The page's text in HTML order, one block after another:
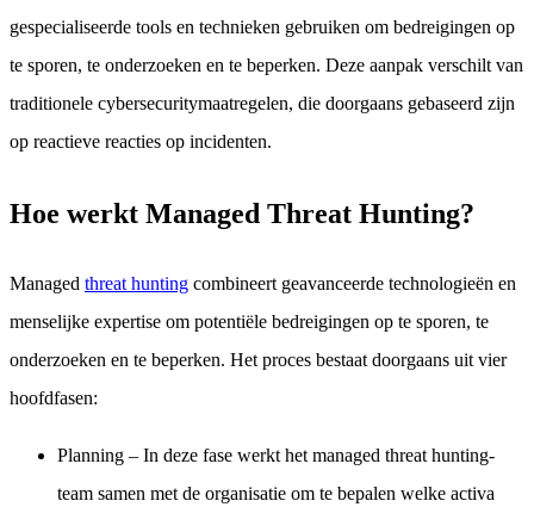
gespecialiseerde tools en technieken gebruiken om bedreigingen op
te sporen, te onderzoeken en te beperken. Deze aanpak verschilt van
traditionele cybersecuritymaatregelen, die doorgaans gebaseerd zijn
op reactieve reacties op incidenten.
Hoe werkt Managed Threat Hunting?
Managed threat hunting combineert geavanceerde technologieën en
menselijke expertise om potentiële bedreigingen op te sporen, te
onderzoeken en te beperken. Het proces bestaat doorgaans uit vier
hoofdfasen:
Planning – In deze fase werkt het managed threat hunting-
team samen met de organisatie om te bepalen welke activa